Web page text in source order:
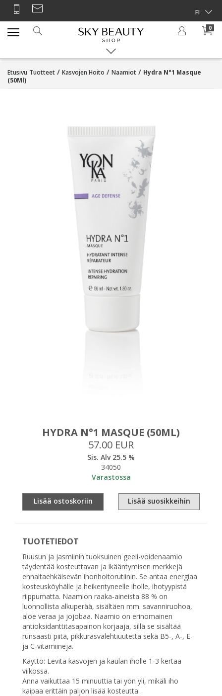
0
Etusivu Tuotteet / Kasvojen Hoito / Naamiot / Hydra N°1 Masque
(50Ml)
HYDRA N°1 MASQUE (50ML)
57.00 EUR
Sis. Alv 25.5 %
34050
Varastossa
Lisää ostoskoriin Lisää suosikkeihin
TUOTETIEDOT
Ruusun ja jasmiinin tuoksuinen geeli-voidenaamio
täydentää kosteuttavan ja ikääntymisen merkkejä
ennaltaehkäisevän ihonhoitorutiinin. Se antaa energiaa
kosteusköyhälle ja heikentyneelle iholle, ihotyypistä
riippumatta. Naamion raaka-aineista 88 % on
luonnollista alkuperää, sisältäen mm. savanniruohoa,
aloe veraa ja jojobaa. Naamio on erinomainen
antioksidanttitasapainon korjaaja, sillä se sisältää
runsaasti piitä, pikkurasvalehtiuutetta sekä B5-, A-, E-
ja C-vitamiineja.
Käyttö: Levitä kasvojen ja kaulan iholle 1-3 kertaa
viikossa.
Anna vaikuttaa 15 minuuttia tai yön yli, mikäli iho
kaipaa erittäin paljon lisää kosteutta.